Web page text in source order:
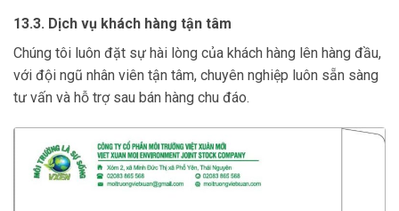
13.3. Dịch vụ khách hàng tận tâm
Chúng tôi luôn đặt sự hài lòng của khách hàng lên hàng đầu,
với đội ngũ nhân viên tận tâm, chuyên nghiệp luôn sẵn sàng
tư vấn và hỗ trợ sau bán hàng chu đáo.